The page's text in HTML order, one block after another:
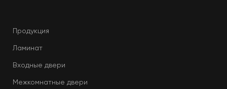
Продукция
Ламинат
Входные двери
Межкомнатные двери